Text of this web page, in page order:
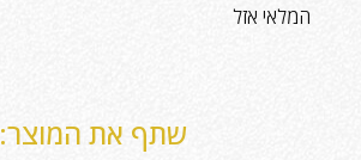
המלאי אזל
שתף את המוצר: